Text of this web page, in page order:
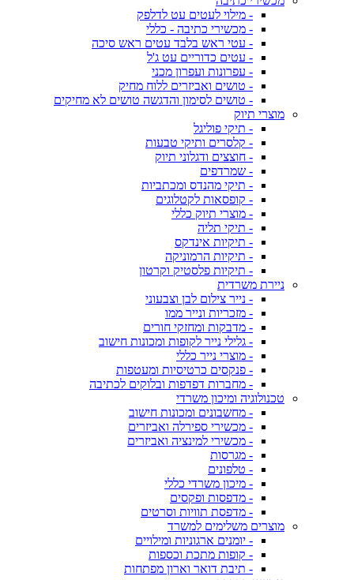
- מילוי לעטים עט לדלפק
- מכשירי כתיבה - כללי
- עטי ראש בלבד עטים ראש סיכה
- עטים כדוריים עט ג'ל
- עפרונות ועפרון מכני
- טושים ואביזרים ללוח מחיק
- טושים לסימון והדגשה טושים לא מחיקים
מוצרי תיוק
- תיקי פוליגל
- קלסרים ותיקי טבעות
- חוצצים ודגלוני תיוק
- שמרדפים
- תיקי מהנדס ומכתביות
- קופסאות לקטלוגים
- מוצרי תיוק כללי
- תיקי תליה
- תיקיות אינדקס
- תיקיות הרמוניקה
- תיקיות פלסטיק וקרטון
ניירת משרדית
- נייר צילום לבן וצבעוני
- מזכריות ונייר ממו
- מדבקות ומחזקי חורים
- גלילי נייר לקופות ומכונות חישוב
- מוצרי נייר כללי
- פנקסים כרטיסיות ומעטפות
- מחברות דפדפות ובלוקים לכתיבה
טכנולוגיה ומיכון משרדי
- מחשבונים ומכונות חישוב
- מכשירי ספירלה ואביזרים
- מכשירי למינציה ואביזרים
- מגרסות
- טלפונים
- מיכון משרדי כללי
- מדפסות ופקסים
- מדפסת תוויות וסרטים
מוצרים משלימים למשרד
- יומנים ארגוניות ומילויים
- קופות מתכת וכספות
- תיבת דואר וארון מפתחות